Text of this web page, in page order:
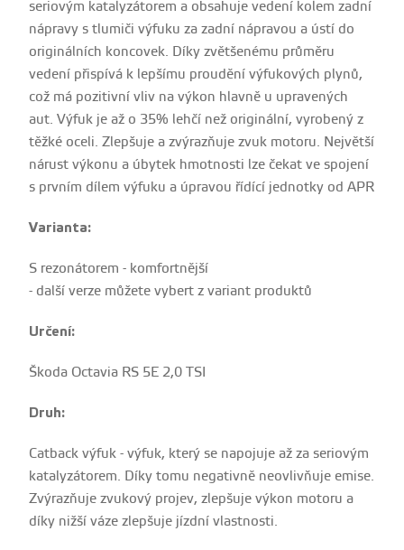
seriovým katalyzátorem a obsahuje vedení kolem zadní
nápravy s tlumiči výfuku za zadní nápravou a ústí do
originálních koncovek. Díky zvětšenému průměru
vedení přispívá k lepšímu proudění výfukových plynů,
což má pozitivní vliv na výkon hlavně u upravených
aut. Výfuk je až o 35% lehčí než originální, vyrobený z
těžké oceli. Zlepšuje a zvýrazňuje zvuk motoru. Největší
nárust výkonu a úbytek hmotnosti lze čekat ve spojení
s prvním dílem výfuku a úpravou řídící jednotky od APR
Varianta:
S rezonátorem - komfortnější
- další verze můžete vybert z variant produktů
Určení:
Škoda Octavia RS 5E 2,0 TSI
Druh:
Catback výfuk - výfuk, který se napojuje až za seriovým
katalyzátorem. Díky tomu negativně neovlivňuje emise.
Zvýrazňuje zvukový projev, zlepšuje výkon motoru a
díky nižší váze zlepšuje jízdní vlastnosti.